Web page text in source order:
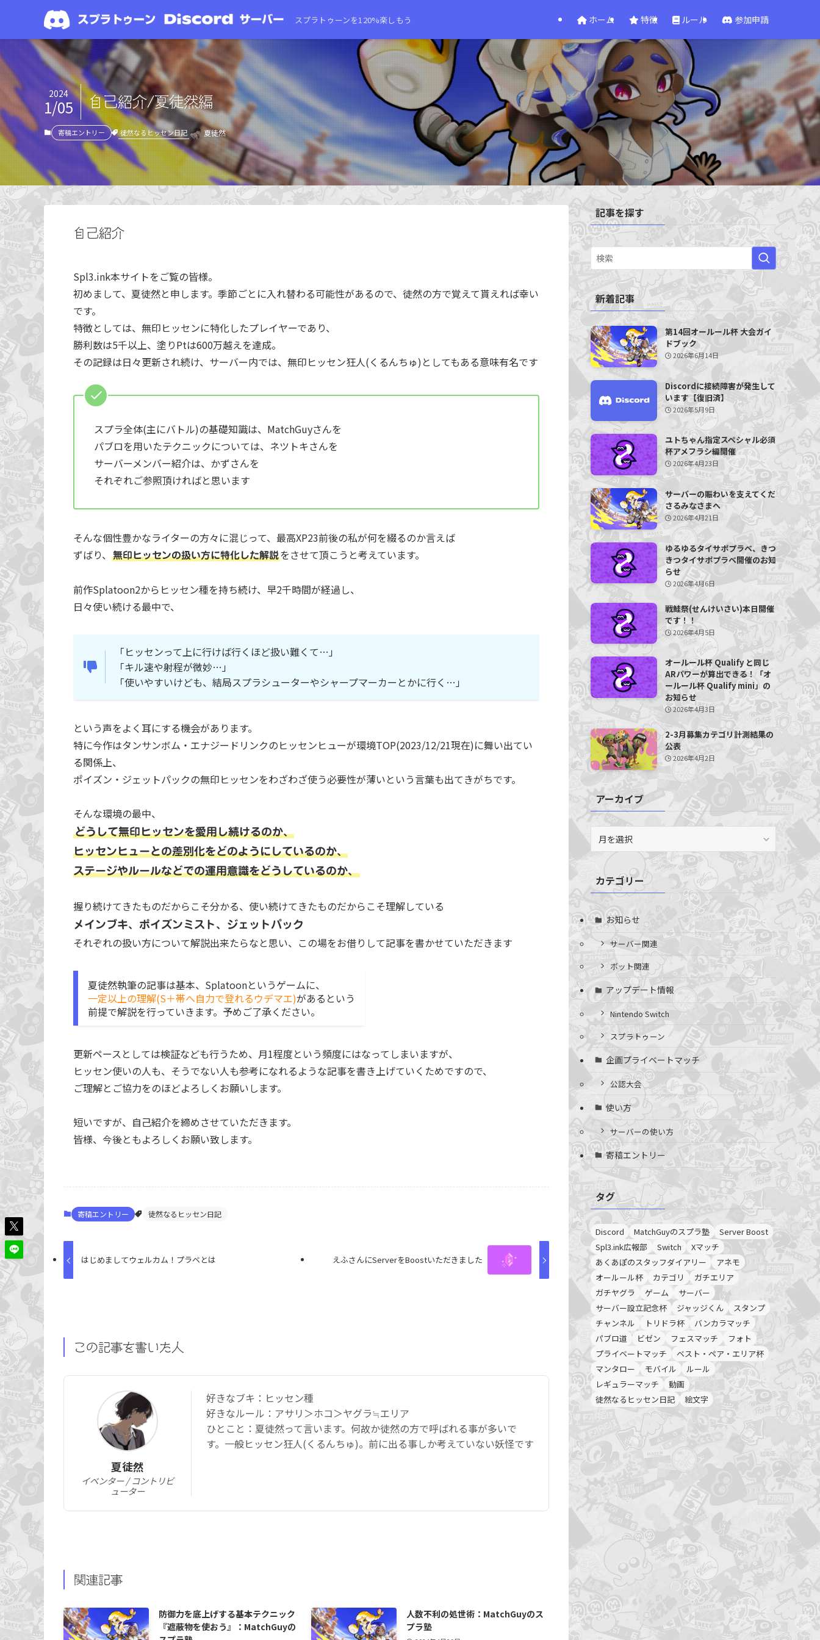
スプラトゥーンを120%楽しもう ホーム 特徴 ルール 参加申請
自己紹介/夏徒然編
2024
1/05
寄稿エントリー 徒然なるヒッセン日記 夏徒然
自己紹介
Spl3.ink本サイトをご覧の皆様。
初めまして、夏徒然と申します。季節ごとに入れ替わる可能性があるので、徒然の方で覚えて貰えれば幸い
です。
特徴としては、無印ヒッセンに特化したプレイヤーであり、
勝利数は5千以上、塗りPtは600万越えを達成。
その記録は日々更新され続け、サーバー内では、無印ヒッセン狂人(くるんちゅ)としてもある意味有名です
スプラ全体(主にバトル)の基礎知識は、MatchGuyさんを
パブロを用いたテクニックについては、ネツトキさんを
サーバーメンバー紹介は、かずさんを
それぞれご参照頂ければと思います
そんな個性豊かなライターの方々に混じって、最高XP23前後の私が何を綴るのか言えば
ずばり、
無印ヒッセンの扱い方に特化した解説をさせて頂こうと考えています。
前作Splatoon2からヒッセン種を持ち続け、早2千時間が経過し、
日々使い続ける最中で、
「ヒッセンって上に行けば行くほど扱い難くて…」
「キル速や射程が微妙…」
「使いやすいけども、結局スプラシューターやシャープマーカーとかに行く…」
という声をよく耳にする機会があります。
特に今作はタンサンボム・エナジードリンクのヒッセンヒューが環境TOP(2023/12/21現在)に舞い出てい
る関係上、
ポイズン・ジェットパックの無印ヒッセンをわざわざ使う必要性が薄いという言葉も出てきがちです。
そんな環境の最中、
どうして無印ヒッセンを愛用し続けるのか、
ヒッセンヒューとの差別化をどのようにしているのか、
ステージやルールなどでの運用意識をどうしているのか、
握り続けてきたものだからこそ分かる、使い続けてきたものだからこそ理解している
メインブキ、ポイズンミスト、ジェットパック
それぞれの扱い方について解説出来たらなと思い、この場をお借りして記事を書かせていただきます
夏徒然執筆の記事は基本、Splatoonというゲームに、
一定以上の理解(S＋帯へ自力で登れるウデマエ)があるという
前提で解説を行っていきます。予めご了承ください。
更新ペースとしては検証なども行うため、月1程度という頻度にはなってしまいますが、
ヒッセン使いの人も、そうでない人も参考になれるような記事を書き上げていくためですので、
ご理解とご協力をのほどよろしくお願いします。
短いですが、自己紹介を締めさせていただきます。
皆様、今後ともよろしくお願い致します。
寄稿エントリー 徒然なるヒッセン日記
はじめましてウェルカム！プラベとは えふさんにServerをBoostいただきました
この記事を書いた人
夏徒然
イベンター / コントリビ
ューター
好きなブキ：ヒッセン種
好きなルール：アサリ＞ホコ＞ヤグラ≒エリア
ひとこと：夏徒然って言います。何故か徒然の方で呼ばれる事が多いで
す。一般ヒッセン狂人(くるんちゅ)。前に出る事しか考えていない妖怪です
関連記事
防御力を底上げする基本テクニック
『遮蔽物を使おう』：MatchGuyの
人数不利の処世術：MatchGuyのス
プラ塾
記事を探す
新着記事
第14回オールール杯 大会ガイ
ドブック
2026年6月14日
Discordに接続障害が発生して
います【復旧済】
2026年5月9日
ユトちゃん指定スペシャル必須
杯アメフラシ編開催
2026年4月23日
サーバーの賑わいを支えてくだ
さるみなさまへ
2026年4月21日
ゆるゆるタイサポプラベ、きつ
きつタイサポプラベ開催のお知
らせ
2026年4月6日
戦鮭祭(せんけいさい)本日開催
です！！
2026年4月5日
オールール杯 Qualify と同じ
ARパワーが算出できる！「オ
ールール杯 Qualify mini」の
お知らせ
2026年4月3日
2-3月募集カテゴリ計測結果の
公表
2026年4月2日
アーカイブ
ー
ブカテゴリー
お知らせ
サーバー関連
ボット関連
アップデート情報
Nintendo Switch
スプラトゥーン
企画プライベートマッチ
公認大会
使い方
サーバーの使い方
寄稿エントリー
タグ
Discord MatchGuyのスプラ塾
Server Boost
Spl3.ink広報部
Switch
Xマッチ
あくあぽのスタッフダイアリー
アネモ
オールール杯
カテゴリ
ガチエリア
ガチヤグラ
ゲーム
サーバー
サーバー設立記念杯
ジャッジくん
スタンプ
チャンネル
トリドラ杯
バンカラマッチ
パブロ道
ビゼン フェスマッチ
フォト
プライベートマッチ
ベスト・ペア・エリア杯
マンタロー
モバイル
ルール
レギュラーマッチ
動画
徒然なるヒッセン日記
絵文字